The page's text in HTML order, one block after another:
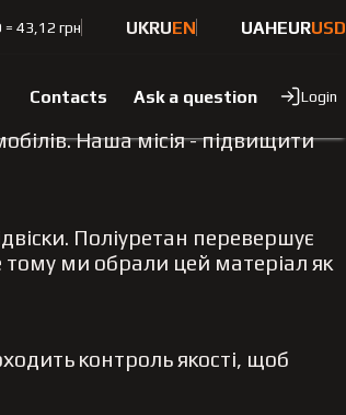
= 43,12 грн UKRUEN UAHEURUSD
Contacts Ask a question Login
Наша місія - підвищити
Поліуретан перевершує
тому ми обрали цей матеріал як
контроль якості, щоб